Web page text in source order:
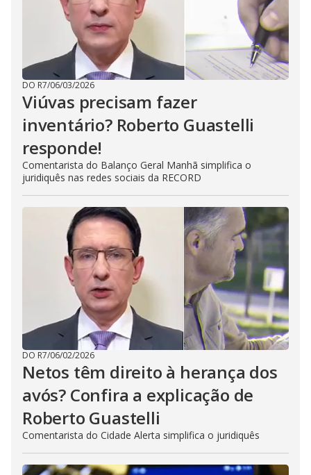
DO R7/06/03/2026
Viúvas precisam fazer
inventário? Roberto Guastelli
responde!
Comentarista do Balanço Geral Manhã simplifica o
juridiquês nas redes sociais da RECORD
DO R7/06/02/2026
Netos têm direito à herança dos
avós? Confira a explicação de
Roberto Guastelli
Comentarista do Cidade Alerta simplifica o juridiquês